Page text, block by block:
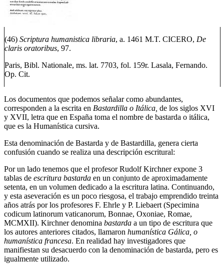
(46) Scriptura humanistica libraria, a. 1461 M.T. CICERO, De
claris oratoribus, 97.
Paris, Bibl. Nationale, ms. lat. 7703, fol. 159r. Lasala, Fernando.
Op. Cit.
Los documentos que podemos señalar como abundantes,
corresponden a la escrita en Bastardilla o Itálica, de los siglos XVI
y XVII, letra que en España toma el nombre de bastarda o itálica,
que es la Humanística cursiva.
Esta denominación de Bastarda y de Bastardilla, genera cierta
confusión cuando se realiza una descripción escritural:
Por un lado tenemos que el profesor Rudolf Kirchner expone 3
tablas de escritura bastarda en un conjunto de aproximadamente
setenta, en un volumen dedicado a la escritura latina. Continuando,
y esta aseveración es un poco riesgosa, el trabajo emprendido treinta
años atrás por los profesores F. Ehrle y P. Liebaert (Specimina
codicum latinorum vaticanorum, Bonnae, Oxoniae, Romae,
MCMXII). Kirchner denomina bastarda a un tipo de escritura que
los autores anteriores citados, llamaron humanística Gálica, o
humanística francesa. En realidad hay investigadores que
manifiestan su desacuerdo con la denominación de bastarda, pero es
igualmente utilizado.